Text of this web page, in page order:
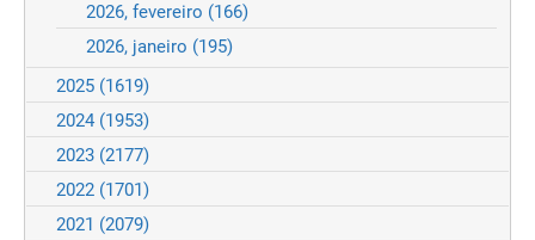
2026, fevereiro (166)
2026, janeiro (195)
2025 (1619)
2024 (1953)
2023 (2177)
2022 (1701)
2021 (2079)